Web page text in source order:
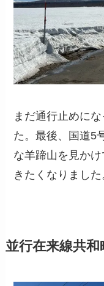
まだ通行止めに
た。最後、国道5
な羊蹄山を見か
きたくなりました
並行在来線共和